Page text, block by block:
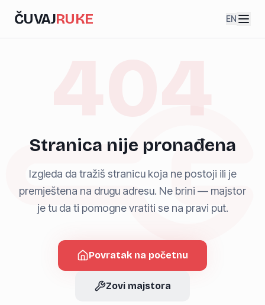
ČUVAJRUKE EN
404
Stranica nije pronađena
Izgleda da tražiš stranicu koja ne postoji ili je
premještena na drugu adresu. Ne brini — majstor
je tu da ti pomogne vratiti se na pravi put.
Povratak na početnu
Zovi majstora